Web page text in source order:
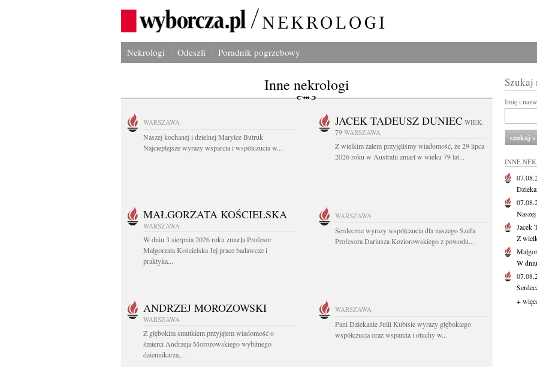
Nekrologi Odeszli Poradnik pogrzebowy
Inne nekrologi
WARSZAWA
Naszej kochanej i dzielnej Marylce Butruk
Najcieplejsze wyrazy wsparcia i współczucia w...
JACEK TADEUSZ DUNIEC WIEK:
79 WARSZAWA
Z wielkim żalem przyjęliśmy wiadomość, że 29 lipca
2026 roku w Australii zmarł w wieku 79 lat...
MAŁGORZATA KOŚCIELSKA
WARSZAWA
W dniu 3 sierpnia 2026 roku zmarła Profesor
Małgorzata Kościelska Jej prace badawcze i
praktyka...
WARSZAWA
Serdeczne wyrazy współczucia dla naszego Szefa
Profesora Dariusza Koziorowskiego z powodu...
ANDRZEJ MOROZOWSKI
WARSZAWA
Z głębokim smutkiem przyjąłem wiadomość o
śmierci Andrzeja Morozowskiego wybitnego
dziennikarza,...
WARSZAWA
Pani Dziekanie Julii Kubisie wyrazy głębokiego
współczucia oraz wsparcia i otuchy w...
Szukaj
Imię i
INNE
Jacek
Z
W
+